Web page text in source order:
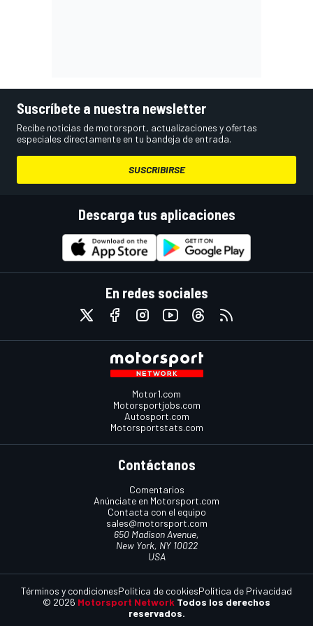
Suscríbete a nuestra newsletter
Recibe noticias de motorsport, actualizaciones y ofertas
especiales directamente en tu bandeja de entrada.
SUSCRIBIRSE
Descarga tus aplicaciones
En redes sociales
Motor1.com
Motorsportjobs.com
Autosport.com
Motorsportstats.com
Contáctanos
Comentarios
Anúnciate en Motorsport.com
Contacta con el equipo
sales@motorsport.com
650 Madison Avenue,
New York, NY 10022
USA
© 2026 Motorsport Network Todos los derechos
reservados.
Términos y condicionesPolítica de cookiesPolítica de Privacidad